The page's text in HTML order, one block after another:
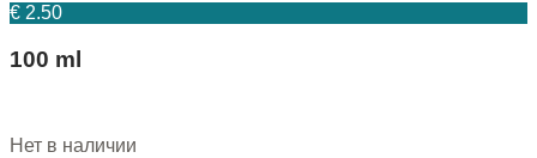
€ 2.50
100 ml
Нет в наличии